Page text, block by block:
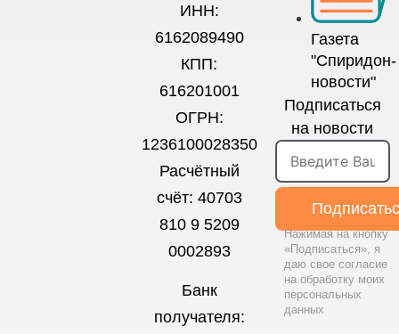
ИНН:
6162089490
КПП:
616201001
ОГРН:
1236100028350
Расчётный
счёт: 40703
810 9 5209
0002893
Банк
получателя:
Газета
"Спиридон-
новости"
Подписаться
на новости
Нажимая на кнопку
«Подписаться», я
даю свое согласие
на обработку моих
персональных
данных